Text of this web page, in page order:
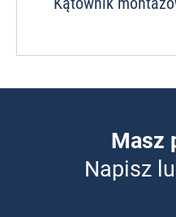
Masz
Napisz